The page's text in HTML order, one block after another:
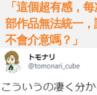
「這個超有感，
部作品無法統一
不會介意嗎？」